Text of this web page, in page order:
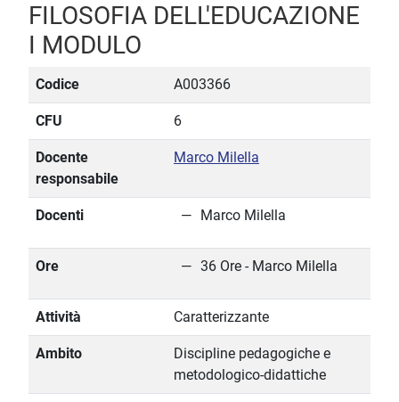
FILOSOFIA DELL'EDUCAZIONE
I MODULO
Codice A003366
CFU 6
Docente
responsabile
Marco Milella
Docenti Marco Milella
Ore 36 Ore - Marco Milella
Attività Caratterizzante
Ambito
Discipline pedagogiche e
metodologico-didattiche